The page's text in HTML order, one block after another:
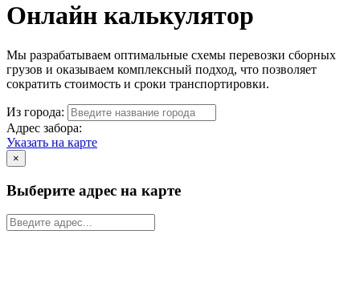
Онлайн калькулятор
Мы разрабатываем оптимальные схемы перевозки сборных
грузов и оказываем комплексный подход, что позволяет
сократить стоимость и сроки транспортировки.
Из города:
Адрес забора:
Указать на карте
×
Выберите адрес на карте